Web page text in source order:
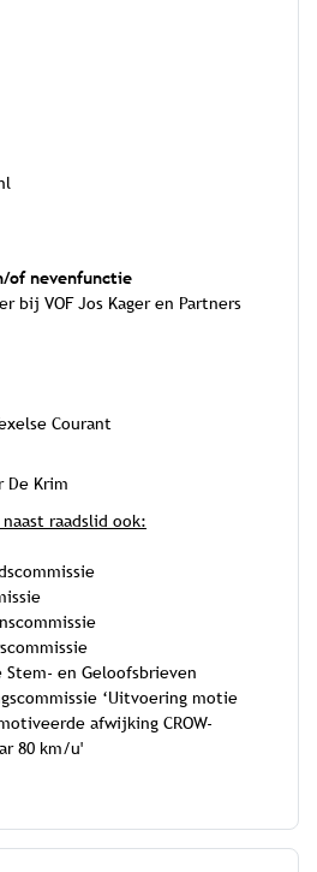
of nevenfunctie
bij VOF Jos Kager en Partners
Courant
De Krim
raadslid ook:
Stem- en Geloofsbrieven
‘Uitvoering motie
afwijking CROW-
80 km/u'